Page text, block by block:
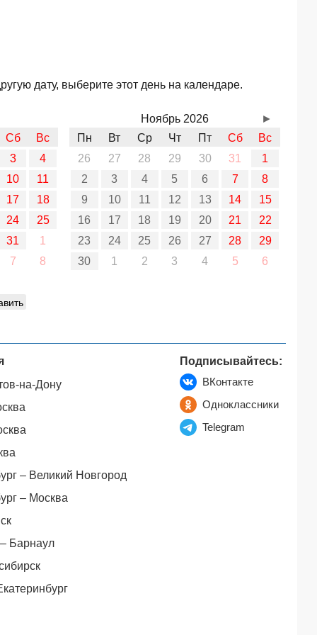
дату, выберите этот день на календаре.
Сб
Вс
3
4
10
11
17
18
24
25
31
1
7
8
Ноябрь 2026
Пн
Вт Ср Чт Пт Сб
Вс
26
27 28 29 30 31
1
2
3 4 5 6 7
8
9
10 11 12 13 14
15
16
17 18 19 20 21
22
23
24 25 26 27 28
29
30
1 2 3 4 5 6
►
на-Дону
– Великий Новгород
– Москва
Барнаул
Подписывайтесь:
ВКонтакте
Одноклассники
Telegram